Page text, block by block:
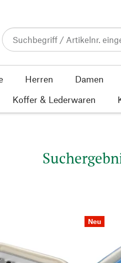
Herren Damen
Koffer & Lederwaren
Neu